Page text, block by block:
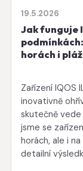
19.5.2026
Jak funguje
horách i
Zařízení IQOS
inovativně
skutečně
jsme se
horách, ale i
detailní